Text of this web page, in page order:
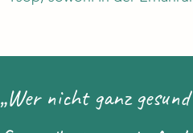
„Wer nicht ganz